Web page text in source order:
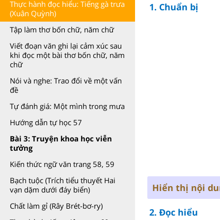
Thực hành đọc hiểu: Tiếng gà trưa
(Xuân Quỳnh)
Tập làm thơ bốn chữ, năm chữ
Viết đoạn văn ghi lại cảm xúc sau
khi đọc một bài thơ bốn chữ, năm
chữ
Nói và nghe: Trao đổi về một vấn
đề
Tự đánh giá: Một mình trong mưa
Hướng dẫn tự học 57
Bài 3: Truyện khoa học viễn
tưởng
Kiến thức ngữ văn trang 58, 59
Bạch tuộc (Trích tiểu thuyết Hai
vạn dặm dưới đáy biển)
Chất làm gỉ (Rây Brét-bơ-ry)
1. Chuẩn bị
Hiển thị nội
2. Đọc hiểu